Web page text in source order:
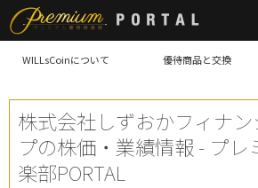
WILLsCoinについて 優待商品と交換
株式会社しずおかフィナ
プの株価・業績情報 - プレ
楽部PORTAL